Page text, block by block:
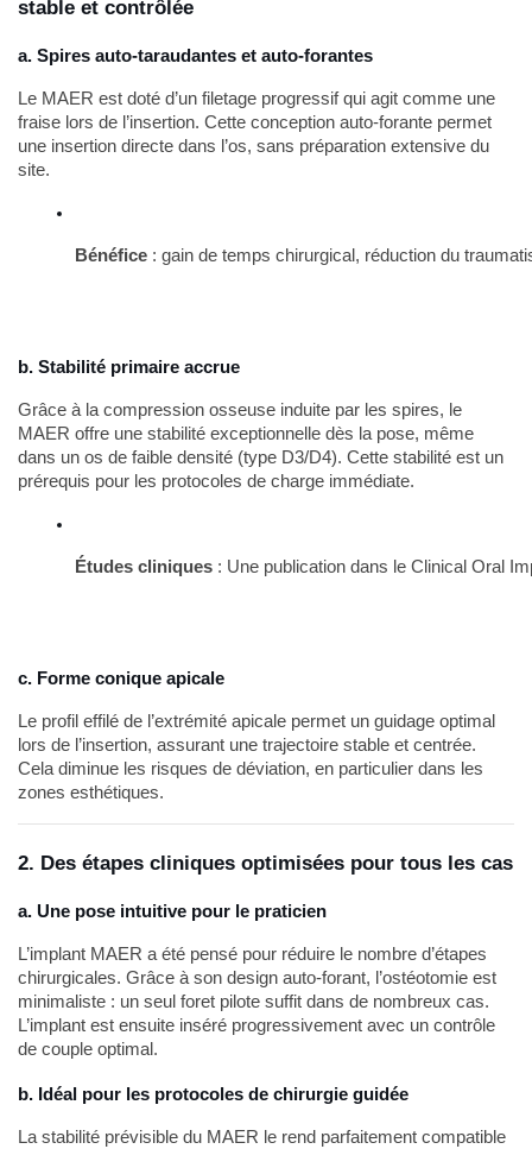
stable et contrôlée
a. Spires auto-taraudantes et auto-forantes
Le MAER est doté d’un filetage progressif qui agit comme une
fraise lors de l’insertion. Cette conception auto-forante permet
une insertion directe dans l’os, sans préparation extensive du
site.
Bénéfice : gain de temps chirurgical, réduction du
b. Stabilité primaire accrue
Grâce à la compression osseuse induite par les spires, le
MAER offre une stabilité exceptionnelle dès la pose, même
dans un os de faible densité (type D3/D4). Cette stabilité est un
prérequis pour les protocoles de charge immédiate.
Études cliniques : Une publication dans le Clinical Oral
c. Forme conique apicale
Le profil effilé de l’extrémité apicale permet un guidage optimal
lors de l’insertion, assurant une trajectoire stable et centrée.
Cela diminue les risques de déviation, en particulier dans les
zones esthétiques.
2. Des étapes cliniques optimisées pour tous les cas
a. Une pose intuitive pour le praticien
L’implant MAER a été pensé pour réduire le nombre d’étapes
chirurgicales. Grâce à son design auto-forant, l’ostéotomie est
minimaliste : un seul foret pilote suffit dans de nombreux cas.
L’implant est ensuite inséré progressivement avec un contrôle
de couple optimal.
b. Idéal pour les protocoles de chirurgie guidée
La stabilité prévisible du MAER le rend parfaitement compatible